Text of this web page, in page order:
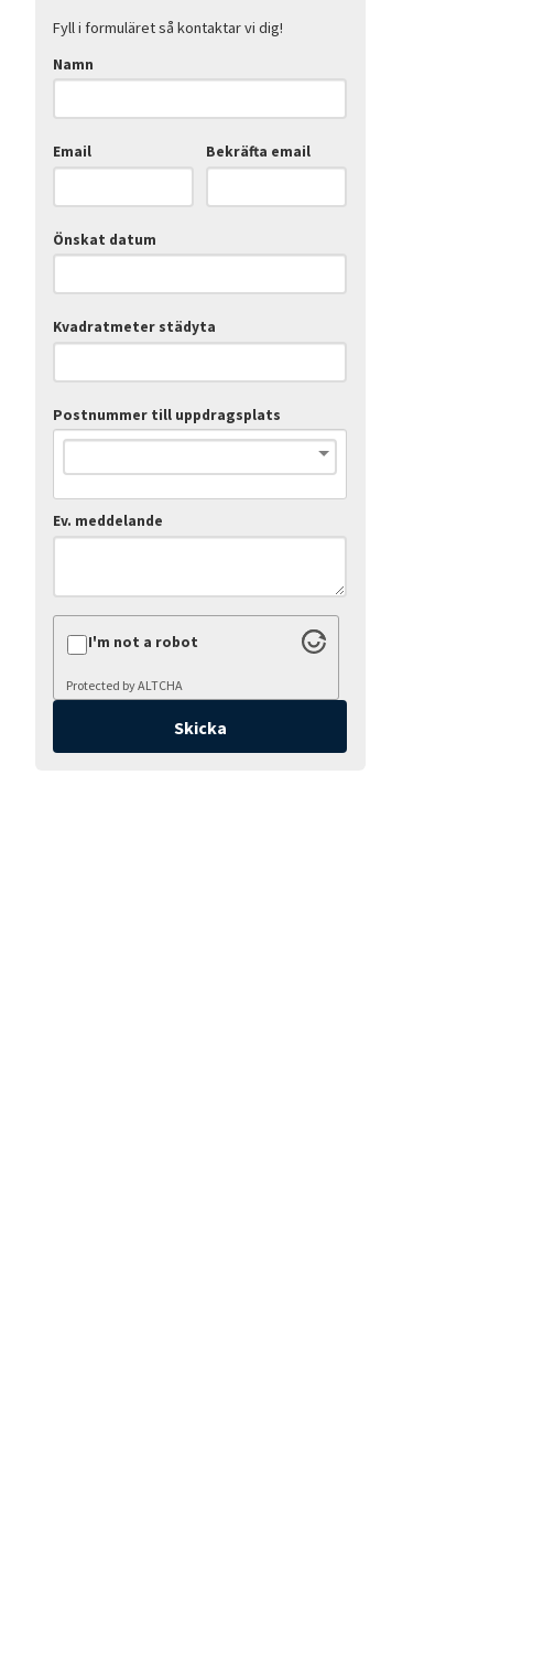
Fyll i formuläret så kontaktar vi dig!
Namn
Email Bekräfta email
Önskat datum
Kvadratmeter städyta
Postnummer till uppdragsplats
Ev. meddelande
I'm not a robot
Protected byALTCHA